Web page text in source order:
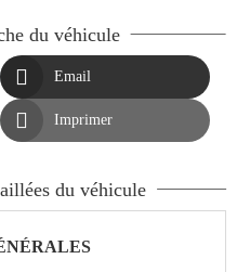
du véhicule
 Email
 Imprimer
du véhicule